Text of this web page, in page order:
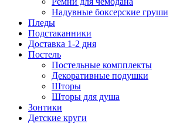
Надувные боксерские груши
Пледы
Подстаканники
Доставка 1-2 дня
Постель
Постельные компплекты
Декоративные подушки
Шторы
Шторы для душа
Зонтики
Детские круги